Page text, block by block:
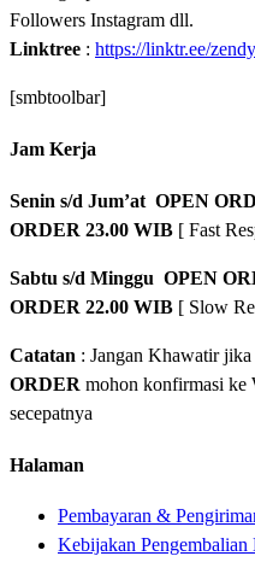
Followers Instagram dll.
Linktree : https://linktr.ee/
[smbtoolbar]
Jam Kerja
Senin s/d Jum’at OPEN
ORDER 23.00 WIB [ Fast
Sabtu s/d Minggu OPEN
ORDER 22.00 WIB [ Slow
Catatan : Jangan Khawatir
ORDER mohon konfirmasi ke
secepatnya
Halaman
Pembayaran &
Kebijakan Pengembalian